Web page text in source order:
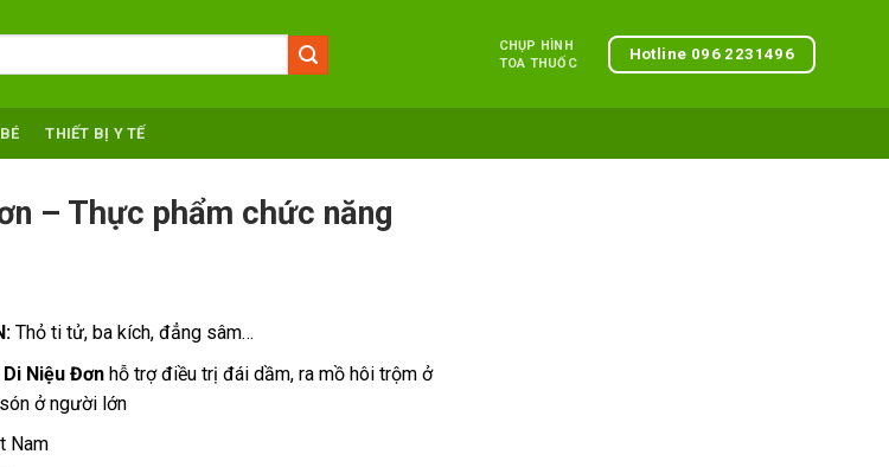
CHỤP HÌNH
TOA THUỐC
Hotline 096 2231496
THIẾT BỊ Y TẾ
– Thực phẩm chức năng
Thỏ ti tử, ba kích, đẳng sâm…
Di Niệu Đơn hỗ trợ điều trị đái dầm, ra mồ hôi trộm ở
ở người lớn
Nam